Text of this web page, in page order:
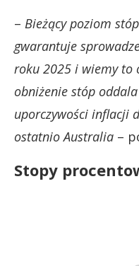
– Bieżący poziom
gwarantuje
roku 2025 i wiemy to
obniżenie stóp
uporczywości inflacji
ostatnio Australia –
Stopy